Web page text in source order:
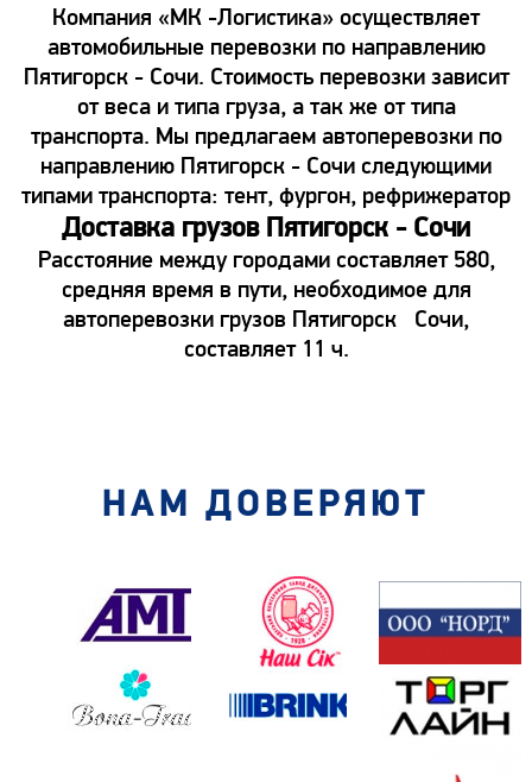
Компания «МК -Логистика» осуществляет
автомобильные перевозки по направлению
Пятигорск - Сочи. Стоимость перевозки зависит
от веса и типа груза, а так же от типа
транспорта. Мы предлагаем автоперевозки по
направлению Пятигорск - Сочи следующими
типами транспорта: тент, фургон, рефрижератор
Доставка грузов Пятигорск - Сочи
Расстояние между городами составляет 580,
средняя время в пути, необходимое для
автоперевозки грузов Пятигорск Сочи,
составляет 11 ч.
НАМ ДОВЕРЯЮТ